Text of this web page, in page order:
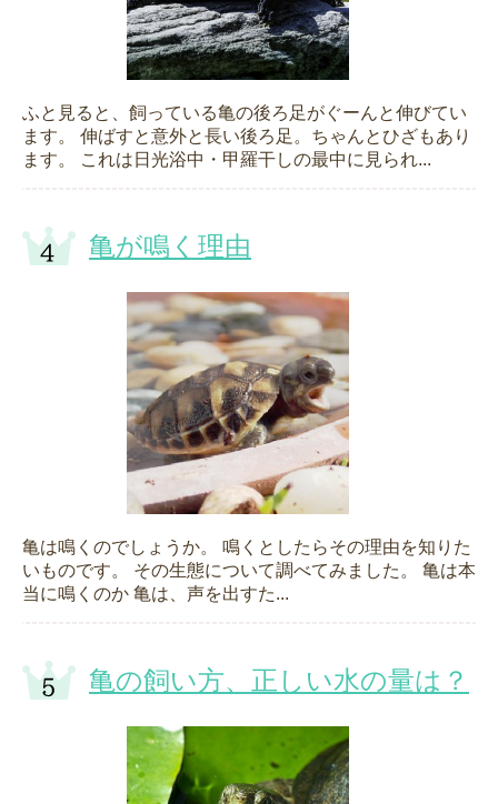
ふと見ると、飼っている亀の後ろ足がぐーんと伸びてい
ます。 伸ばすと意外と長い後ろ足。ちゃんとひざもあり
ます。 これは日光浴中・甲羅干しの最中に見られ...
亀が鳴く理由
亀は鳴くのでしょうか。 鳴くとしたらその理由を知りた
いものです。 その生態について調べてみました。 亀は本
当に鳴くのか 亀は、声を出すた...
亀の飼い方、正しい水の量は？